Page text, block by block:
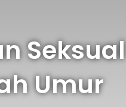
Seksual
Umur